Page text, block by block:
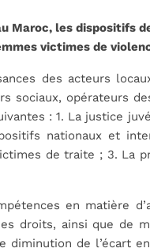
Maroc, les dispositifs
victimes de
des acteurs
sociaux, opérateurs
: 1. La justice
nationaux et
de traite ; 3. La
en matière
droits, ainsi que de
diminution de l’écart